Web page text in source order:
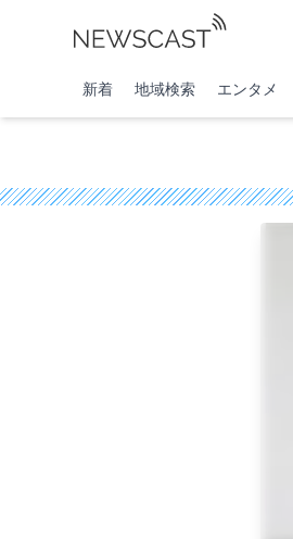
新着 地域検索 エンタメ